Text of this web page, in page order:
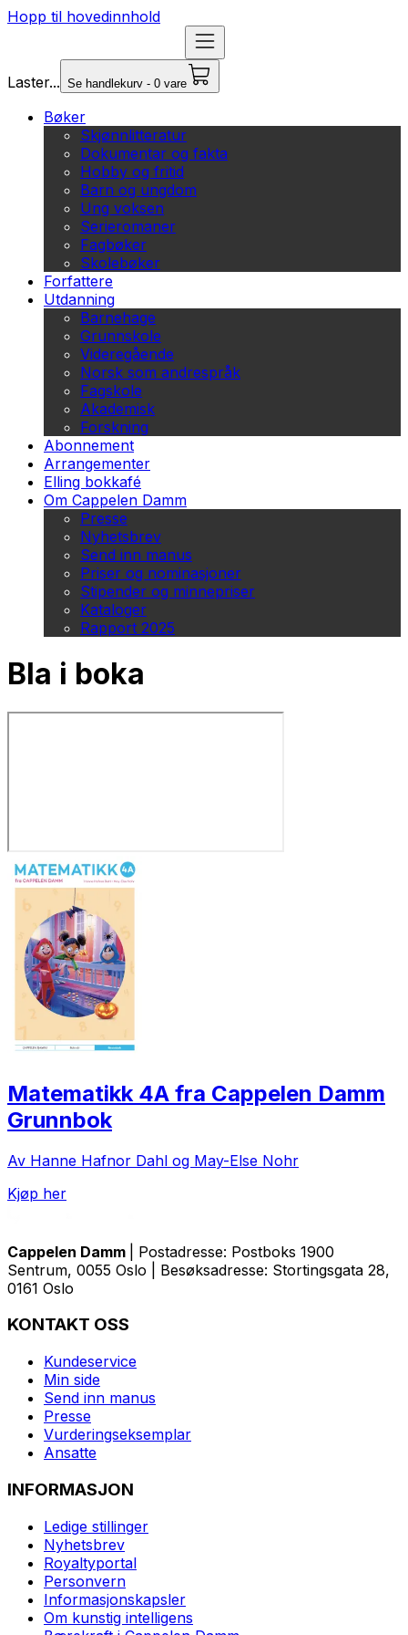
Hopp til hovedinnhold
Laster... Se handlekurv - 0 vare
Bøker
Skjønnlitteratur
Dokumentar og fakta
Hobby og fritid
Barn og ungdom
Ung voksen
Serieromaner
Fagbøker
Skolebøker
Forfattere
Utdanning
Barnehage
Grunnskole
Videregående
Norsk som andrespråk
Fagskole
Akademisk
Forskning
Abonnement
Arrangementer
Elling bokkafé
Om Cappelen Damm
Presse
Nyhetsbrev
Send inn manus
Priser og nominasjoner
Stipender og minnepriser
Kataloger
Rapport 2025
Bla i boka
Matematikk 4A fra Cappelen Damm
Grunnbok
Av Hanne Hafnor Dahl og May-Else Nohr
Kjøp her
Cappelen Damm
| Postadresse: Postboks 1900
Sentrum, 0055 Oslo | Besøksadresse: Stortingsgata 28,
0161 Oslo
KONTAKT OSS
Kundeservice
Min side
Send inn manus
Presse
Vurderingseksemplar
Ansatte
INFORMASJON
Ledige stillinger
Nyhetsbrev
Royaltyportal
Personvern
Informasjonskapsler
Om kunstig intelligens